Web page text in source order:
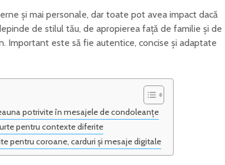
și mai personale, dar toate pot avea impact dacă
de stilul tău, de apropierea față de familie și de
Important este să fie autentice, concise și adaptate
potrivite în mesajele de condoleanțe
pentru contexte diferite
pentru coroane, carduri și mesaje digitale